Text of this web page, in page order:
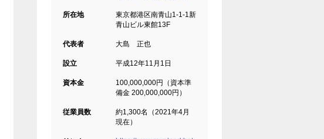
所在地
東京都港区南青山1-1-1新
青山ビル東館13F
代表者 大島 正也
設立 平成12年11月1日
資本金
100,000,000円（資本準
備金 200,000,000円）
従業員数
約1,300名（2021年4月
現在）